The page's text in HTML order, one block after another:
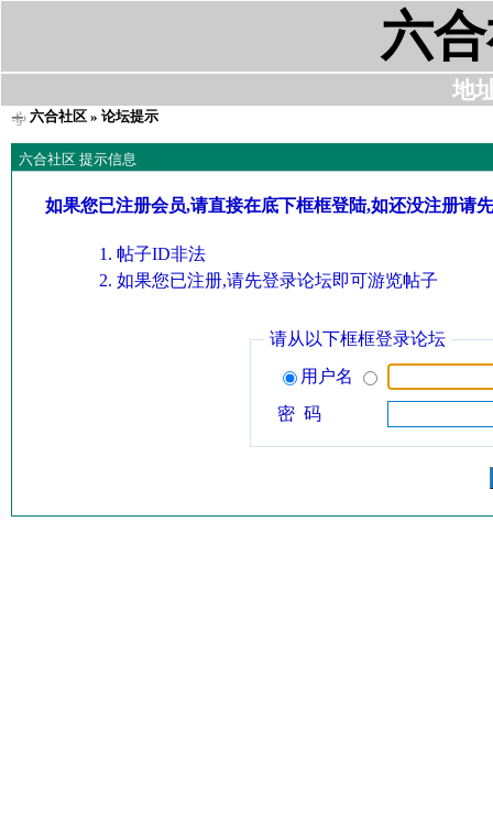
六
地
六合社区» 论坛提示
六合社区 提示信息
如果您已注册会员,请直接在底下框框登陆,如还没注册请
帖子ID非法
如果您已注册,请先登录论坛即可游览帖子
请从以下框框登录论坛
用户名
密 码